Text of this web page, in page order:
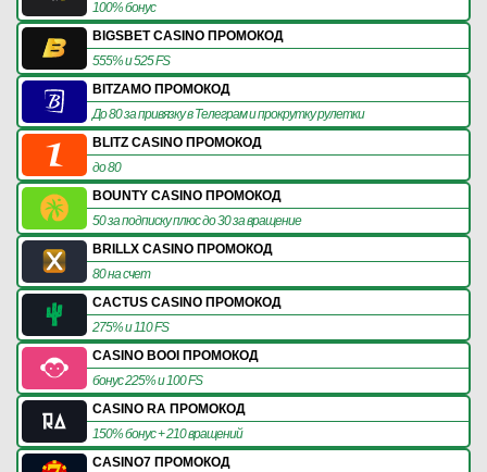
100% бонус
BIGSBET CASINO ПРОМОКОД
555% и 525 FS
BITZAMO ПРОМОКОД
До 80 за привязку в Телеграм и прокрутку рулетки
BLITZ CASINO ПРОМОКОД
до 80
BOUNTY CASINO ПРОМОКОД
50 за подписку плюс до 30 за вращение
BRILLX CASINO ПРОМОКОД
80 на счет
CACTUS CASINO ПРОМОКОД
275% и 110 FS
CASINO BOOI ПРОМОКОД
бонус 225% и 100 FS
CASINO RA ПРОМОКОД
150% бонус + 210 вращений
CASINO7 ПРОМОКОД